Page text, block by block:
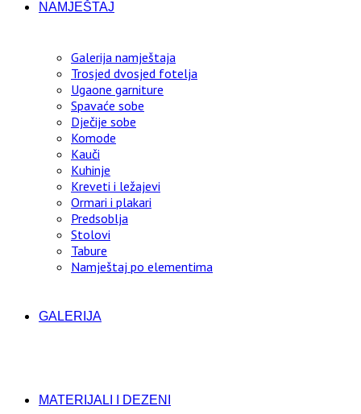
NAMJEŠTAJ
Galerija namještaja
Trosjed dvosjed fotelja
Ugaone garniture
Spavaće sobe
Dječije sobe
Komode
Kauči
Kuhinje
Kreveti i ležajevi
Ormari i plakari
Predsoblja
Stolovi
Tabure
Namještaj po elementima
GALERIJA
MATERIJALI I DEZENI